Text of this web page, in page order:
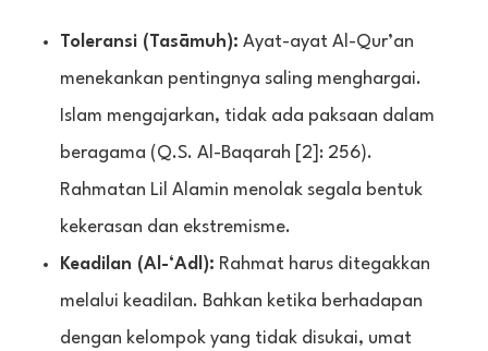
Toleransi (Tasāmuh): Ayat-ayat Al-Qur’an
menekankan pentingnya saling menghargai.
Islam mengajarkan, tidak ada paksaan dalam
beragama (Q.S. Al-Baqarah [2]: 256).
Rahmatan Lil Alamin menolak segala bentuk
kekerasan dan ekstremisme.
Keadilan (Al-‘Adl): Rahmat harus ditegakkan
melalui keadilan. Bahkan ketika berhadapan
dengan kelompok yang tidak disukai, umat